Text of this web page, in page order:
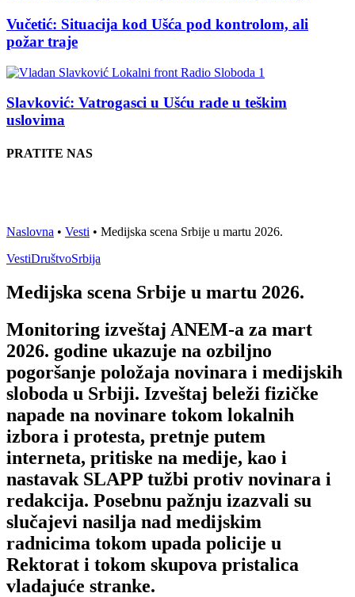
Vučetić: Situacija kod Ušća pod kontrolom, ali
požar traje
Slavković: Vatrogasci u Ušću rade u teškim
uslovima
PRATITE NAS
Naslovna • Vesti • Medijska scena Srbije u martu 2026.
VestiDruštvoSrbija
Medijska scena Srbije u martu 2026.
Monitoring izveštaj ANEM-a za mart
2026. godine ukazuje na ozbiljno
pogoršanje položaja novinara i medijskih
sloboda u Srbiji. Izveštaj beleži fizičke
napade na novinare tokom lokalnih
izbora i protesta, pretnje putem
interneta, pritiske na medije, kao i
nastavak SLAPP tužbi protiv novinara i
redakcija. Posebnu pažnju izazvali su
slučajevi nasilja nad medijskim
radnicima tokom upada policije u
Rektorat i tokom skupova pristalica
vladajuće stranke.